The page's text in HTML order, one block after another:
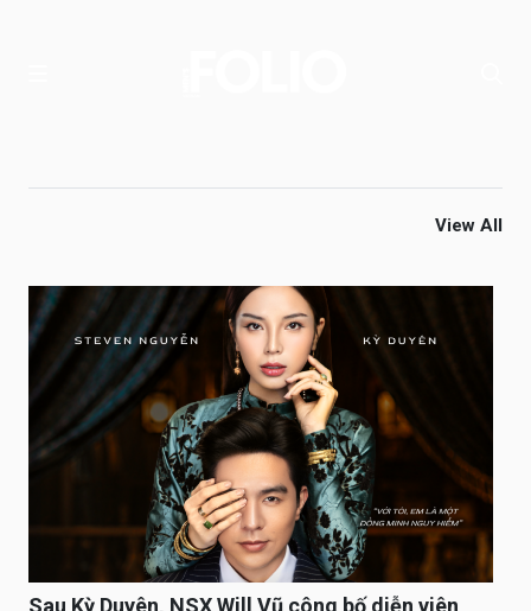
View All
Sau Kỳ Duyên, NSX Will Vũ công bố diễn viên